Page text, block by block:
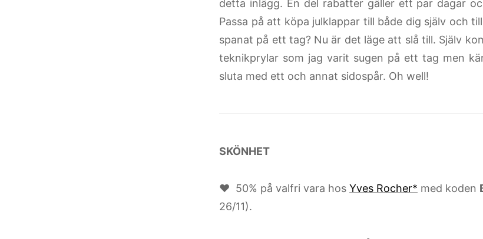
detta inlägg. En del rabatter gäller ett par dagar
Passa på att köpa julklappar till både dig själv och
spanat på ett tag? Nu är det läge att slå till. Själv
teknikprylar som jag varit sugen på ett tag men
sluta med ett och annat sidospår. Oh well!
SKÖNHET
♥ 50% på valfri vara hos Yves Rocher* med koden
26/11).